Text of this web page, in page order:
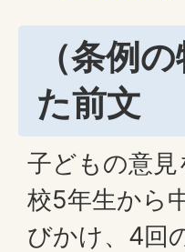
（条例
た前文
子どもの意
校5年生から
びかけ、4回